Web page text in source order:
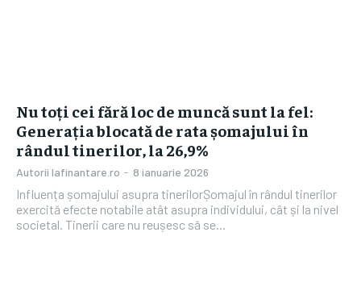
Nu toți cei fără loc de muncă sunt la fel:
Generația blocată de rata șomajului în
rândul tinerilor, la 26,9%
Autorii Iafinantare.ro - 8 ianuarie 2026
Influența șomajului asupra tinerilorȘomajul în rândul tinerilor
exercită efecte notabile atât asupra individului, cât și la nivel
societal. Tinerii care nu reușesc să se...